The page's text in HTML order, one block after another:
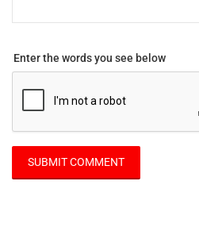
Enter the words you see below